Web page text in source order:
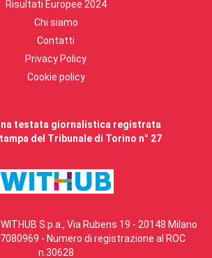
Risultati Europee 2024
Chi siamo
Contatti
Privacy Policy
Cookie policy
testata giornalistica registrata
del Tribunale di Torino n° 27
S.p.a., Via Rubens 19 - 20148 Milano
- Numero di registrazione al ROC
n.30628